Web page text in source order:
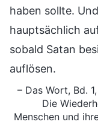
haben sollte.
hauptsächlich
sobald Satan
auflösen.
– Das Wort, Bd.
Die
Menschen und